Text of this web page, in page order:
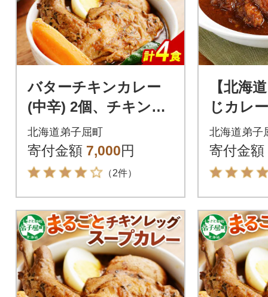
バターチキンカレー
(中辛) 2個、チキンレ
ッグスープカレー(中
辛) 2個 3751
北海道弟子屈町
寄付金額 7,000円
（2件）
【北海
じカレ
43
北海道弟子
寄付金額